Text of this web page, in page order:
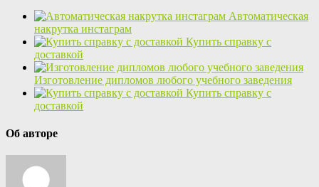
Автоматическая
накрутка инстаграм
Купить справку с
доставкой
Изготовление дипломов любого учебного заведения
Купить справку с
доставкой
Об авторе